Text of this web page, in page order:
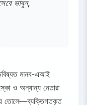
ভাবুন,
ভবিষ্যত মানব-এআই
ও অন্যান্য নেতারা
তোলে—ব্যক্তিগতকৃত